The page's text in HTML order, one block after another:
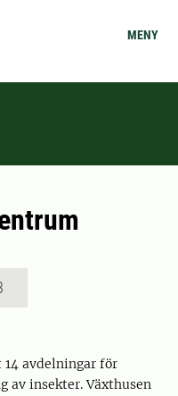
MENY
avdelningar för
av insekter. Växthusen